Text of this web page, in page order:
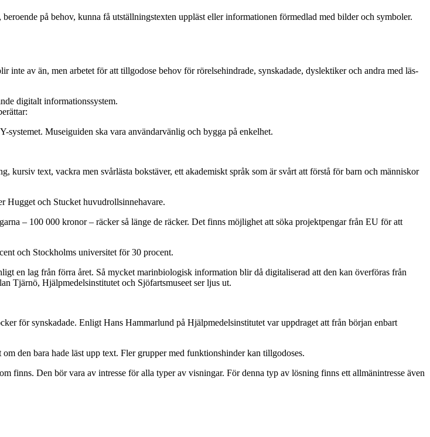
på behov, kunna få utställningstexten uppläst eller informationen förmedlad med bilder och symboler.
av än, men arbetet för att tillgodose behov för rörelsehindrade, synskadade, dyslektiker och andra med läs-
digitalt informationssystem.
Museiguiden ska vara användarvänlig och bygga på enkelhet.
text, vackra men svårlästa bokstäver, ett akademiskt språk som är svårt att förstå för barn och människor
Hugget och Stucket huvudrollsinnehavare.
– 100 000 kronor – räcker så länge de räcker. Det finns möjlighet att söka projektpengar från EU för att
och Stockholms universitet för 30 procent.
en lag från förra året. Så mycket marinbiologisk information blir då digitaliserad att den kan överföras från
Tjärnö, Hjälpmedelsinstitutet och Sjöfartsmuseet ser ljus ut.
för synskadade. Enligt Hans Hammarlund på Hjälpmedelsinstitutet var uppdraget att från början enbart
den bara hade läst upp text. Fler grupper med funktionshinder kan tillgodoses.
finns. Den bör vara av intresse för alla typer av visningar. För denna typ av lösning finns ett allmänintresse även